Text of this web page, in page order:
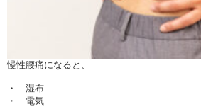
慢性腰痛になると、
・ 湿布
・ 電気